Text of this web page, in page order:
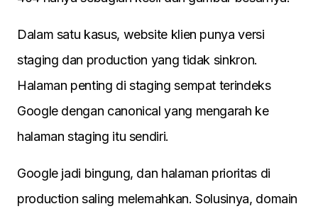
Dalam satu kasus, website klien punya versi
staging dan production yang tidak sinkron.
Halaman penting di staging sempat terindeks
Google dengan canonical yang mengarah ke
halaman staging itu sendiri.
Google jadi bingung, dan halaman prioritas di
production saling melemahkan. Solusinya, domain